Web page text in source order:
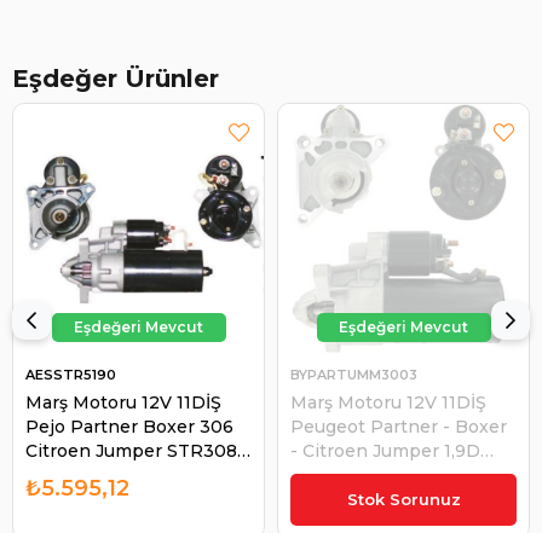
Eşdeğer Ürünler
Marş Motoru 12V 11DİŞ
Pejo Partner Boxer 306
Citroen Jumper STR3085
STR3090 STR3095
STR5190 WUTSE-
AESSTR5190
₺5.595,12 Stok Sorunuz
Marş Motoru 12V 11DİŞ
Peugeot Partner - Boxer
- Citroen Jumper 1,9D
0001110 | BYPART
UMM3003
BYPARTUMM3003
₺5.031,74